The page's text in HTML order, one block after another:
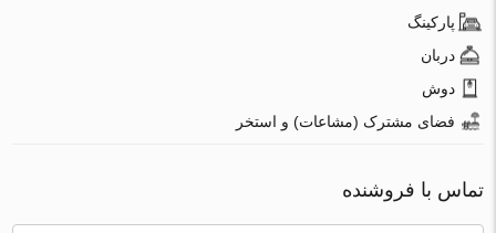
پارکینگ
دربان
دوش
فضای مشترک (مشاعات) و استخر
تماس با فروشنده